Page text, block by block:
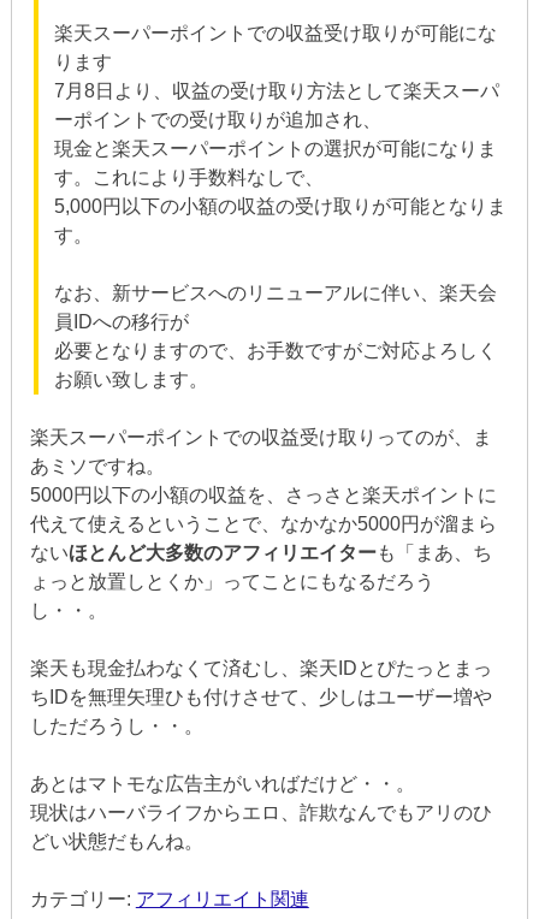
楽天スーパーポイントでの収益受け取りが可能にな
ります
7月8日より、収益の受け取り方法として楽天スーパ
ーポイントでの受け取りが追加され、
現金と楽天スーパーポイントの選択が可能になりま
す。これにより手数料なしで、
5,000円以下の小額の収益の受け取りが可能となりま
す。
なお、新サービスへのリニューアルに伴い、楽天会
員IDへの移行が
必要となりますので、お手数ですがご対応よろしく
お願い致します。
楽天スーパーポイントでの収益受け取りってのが、ま
あミソですね。
5000円以下の小額の収益を、さっさと楽天ポイントに
代えて使えるということで、なかなか5000円が溜まら
ないほとんど大多数のアフィリエイターも「まあ、ち
ょっと放置しとくか」ってことにもなるだろう
し・・。
楽天も現金払わなくて済むし、楽天IDとぴたっとまっ
ちIDを無理矢理ひも付けさせて、少しはユーザー増や
しただろうし・・。
あとはマトモな広告主がいればだけど・・。
現状はハーバライフからエロ、詐欺なんでもアリのひ
どい状態だもんね。
カテゴリー: アフィリエイト関連